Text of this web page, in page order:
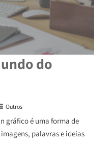
do
Outros
gráfico é uma forma de
palavras e ideias